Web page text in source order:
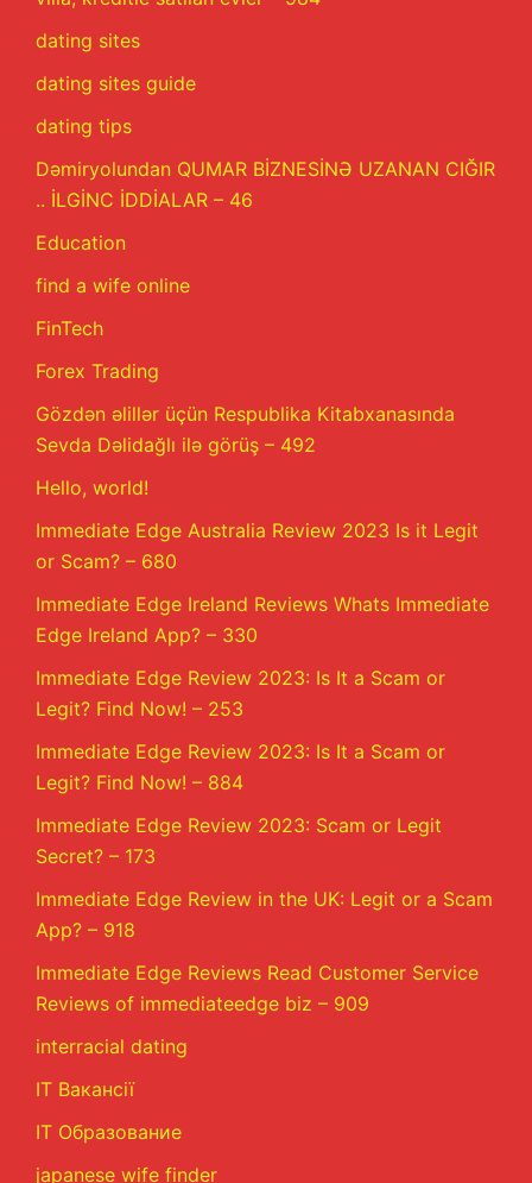
dating sites
dating sites guide
dating tips
Dəmiryolundan QUMAR BİZNESİNƏ UZANAN CIĞIR
.. İLGİNC İDDİALAR – 46
Education
find a wife online
FinTech
Forex Trading
Gözdən əlillər üçün Respublika Kitabxanasında
Sevda Dəlidağlı ilə görüş – 492
Hello, world!
Immediate Edge Australia Review 2023 Is it Legit
or Scam? – 680
Immediate Edge Ireland Reviews Whats Immediate
Edge Ireland App? – 330
Immediate Edge Review 2023: Is It a Scam or
Legit? Find Now! – 253
Immediate Edge Review 2023: Is It a Scam or
Legit? Find Now! – 884
Immediate Edge Review 2023: Scam or Legit
Secret? – 173
Immediate Edge Review in the UK: Legit or a Scam
App? – 918
Immediate Edge Reviews Read Customer Service
Reviews of immediateedge biz – 909
interracial dating
IT Вакансії
IT Образование
japanese wife finder